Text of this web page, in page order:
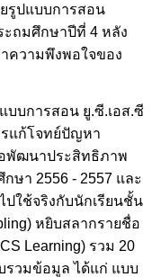
รูปแบบการสอน
ะถมศึกษาปีที่ 4 หลัง
ความพึงพอใจของ
บบการสอน ยู.ซี.เอส.ซี
รแก้โจทย์ปัญหา
พัฒนาประสิทธิภาพ
ษา 2556 - 2557 และ
ปใช้จริงกับนักเรียนชั้น
หยิบสลากรายชื่อ
Learning) รวม 20
รวมข้อมูล ได้แก่ แบบ